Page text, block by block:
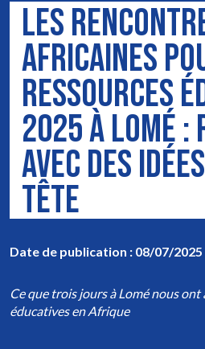
LES
AFRICAINES
RESSOURCES
2025 À LOMÉ :
AVEC DES
TÊTE
Date de publication : 08/07/2025
Ce que trois jours à Lomé nous ont
éducatives en Afrique